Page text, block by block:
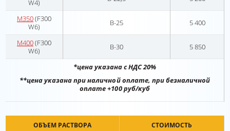
W4)
М350(F300
W6)
В-25 5 400
М400(F300
W6)
В-30 5 850
*цена указана с НДС 20%
**цена указана при наличной оплате, при безналичной
оплате +100 руб/куб
ОБЪЕМ РАСТВОРА СТОИМОСТЬ